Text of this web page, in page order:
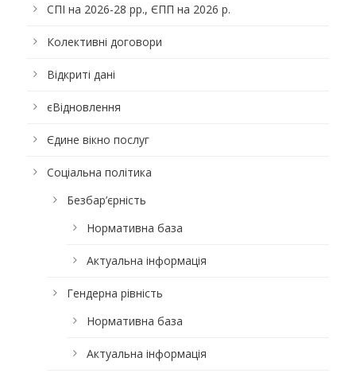
СПІ на 2026-28 рр., ЄПП на 2026 р.
Колективні договори
Відкриті дані
єВідновлення
Єдине вікно послуг
Соціальна політика
Безбар’єрність
Нормативна база
Актуальна інформація
Гендерна рівність
Нормативна база
Актуальна інформація